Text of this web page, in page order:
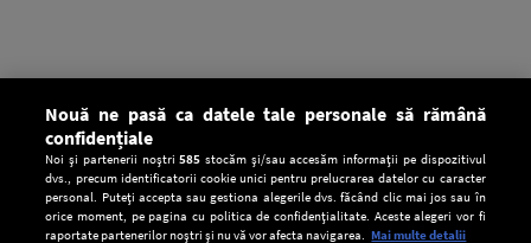
Nouă ne pasă ca datele tale personale să rămână
confidențiale
Noi și partenerii noștri585 stocăm și/sau accesăm informații pe dispozitivul
dvs., precum identificatorii cookie unici pentru prelucrarea datelor cu caracter
personal. Puteți accepta sau gestiona alegerile dvs. făcând clic mai jos sau în
orice moment, pe pagina cu politica de confidențialitate. Aceste alegeri vor fi
raportate partenerilor noștri și nu vă vor afecta navigarea. Mai multe detalii